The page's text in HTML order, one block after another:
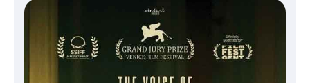
സെന്റ് ജോസഫ്സ് കോളജ്
കോമേഴ്‌സ് അസോസിയേഷന്
തുടക്കമായി